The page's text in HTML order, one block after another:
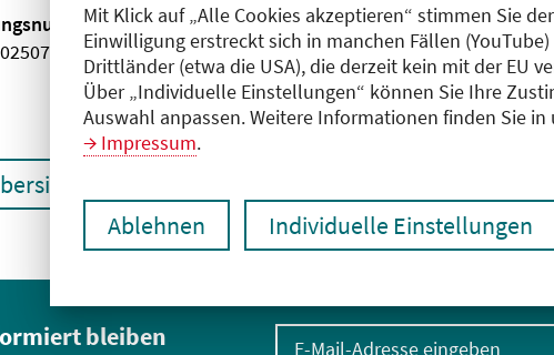
Mit Klick auf „Alle Cookies akzeptieren“ stimmen Sie
Einwilligung erstreckt sich in manchen Fällen
Drittländer (etwa die USA), die derzeit kein mit der EU
Über „Individuelle Einstellungen“ können Sie Ihre
Auswahl anpassen. Weitere Informationen finden Sie in
Impressum.
Ablehnen Individuelle Einstellungen
bleiben E-Mail-Adresse eingeben